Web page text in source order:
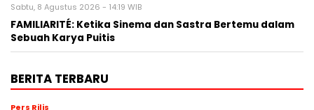
Sabtu, 8 Agustus 2026 - 14:19 WIB
FAMILIARITÉ: Ketika Sinema dan Sastra Bertemu dalam
Sebuah Karya Puitis
BERITA TERBARU
Pers Rilis